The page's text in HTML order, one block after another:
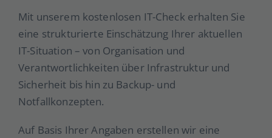
Mit unserem kostenlosen IT-Check erhalten Sie
eine strukturierte Einschätzung Ihrer aktuellen
IT-Situation – von Organisation und
Verantwortlichkeiten über Infrastruktur und
Sicherheit bis hin zu Backup- und
Notfallkonzepten.
Auf Basis Ihrer Angaben erstellen wir eine